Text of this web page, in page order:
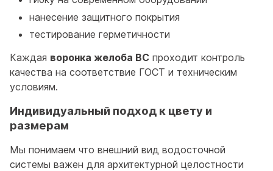
нанесение защитного покрытия
тестирование герметичности
Каждая воронка желоба ВС проходит контроль
качества на соответствие ГОСТ и техническим
условиям.
Индивидуальный подход к цвету и
размерам
Мы понимаем что внешний вид водосточной
системы важен для архитектурной целостности